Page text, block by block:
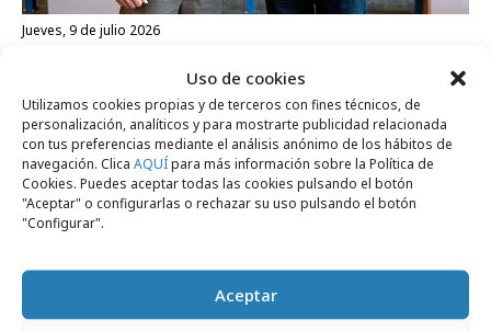
Uso de cookies
Utilizamos cookies propias y de terceros con fines técnicos, de
personalización, analíticos y para mostrarte publicidad relacionada
con tus preferencias mediante el análisis anónimo de los hábitos de
navegación. Clica AQUÍpara más información sobre la Política de
Cookies. Puedes aceptar todas las cookies pulsando el botón
"Aceptar" o configurarlas o rechazar su uso pulsando el botón
"Configurar".
Aceptar
jueves, 9 de julio 2026
Havas adquiere la empresa española MUT
Campañas